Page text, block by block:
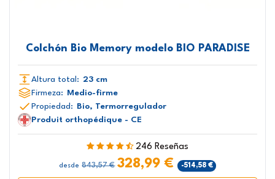
Colchón Bio Memory modelo BIO PARADISE
Altura total: 23 cm
Firmeza: Medio-firme
Propiedad: Bio, Termorregulador
Produit orthopédique - CE
246 Reseñas
desde 843,57 € 328,99 € -514,58 €